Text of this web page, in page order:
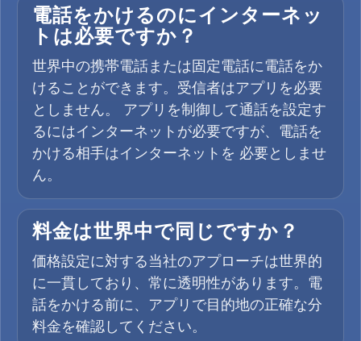
電話をかけるのにインターネッ
トは必要ですか？
世界中の携帯電話または固定電話に電話をか
けることができます。受信者はアプリを必要
としません。 アプリを制御して通話を設定す
るにはインターネットが必要ですが、電話を
かける相手はインターネットを 必要としませ
ん。
料金は世界中で同じですか？
価格設定に対する当社のアプローチは世界的
に一貫しており、常に透明性があります。電
話をかける前に、アプリで目的地の正確な分
料金を確認してください。